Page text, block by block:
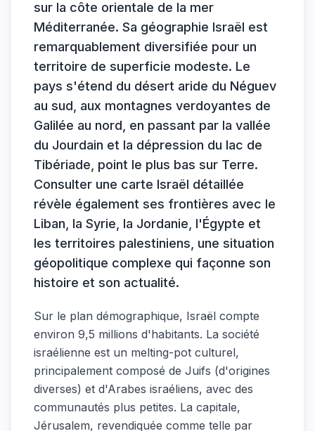
sur la côte orientale de la mer
Méditerranée. Sa géographie Israël est
remarquablement diversifiée pour un
territoire de superficie modeste. Le
pays s'étend du désert aride du Néguev
au sud, aux montagnes verdoyantes de
Galilée au nord, en passant par la vallée
du Jourdain et la dépression du lac de
Tibériade, point le plus bas sur Terre.
Consulter une carte Israël détaillée
révèle également ses frontières avec le
Liban, la Syrie, la Jordanie, l'Égypte et
les territoires palestiniens, une situation
géopolitique complexe qui façonne son
histoire et son actualité.
Sur le plan démographique, Israël compte
environ 9,5 millions d'habitants. La société
israélienne est un melting-pot culturel,
principalement composé de Juifs (d'origines
diverses) et d'Arabes israéliens, avec des
communautés plus petites. La capitale,
Jérusalem, revendiquée comme telle par